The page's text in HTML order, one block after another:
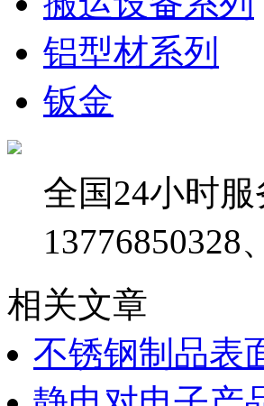
铝型材系列
钣金
全国24小时服
13776850328
相关文章
不锈钢制品表